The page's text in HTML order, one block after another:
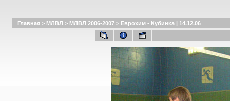
Главная > МЛВЛ > МЛВЛ 2006-2007 > Еврохим - Кубинка | 14.12.06